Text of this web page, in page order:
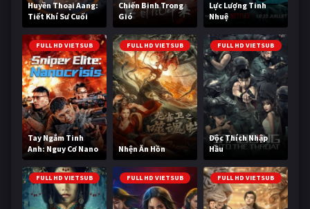
Huyền Thoại Aang:
Tiết Khí Sư Cuối
Cùng
Chiến Binh Trong
Gió
Lực Lượng Tinh
Nhuệ
FULL HD VIETSUB
Tay Ngắm Tinh
Anh: Nguy Cơ Nano
FULL HD VIETSUB
Nhện Ăn Hồn
FULL HD VIETSUB
Độc Thích Nhập
Hầu
FULL HD VIETSUB FULL HD VIETSUB FULL HD VIETSUB